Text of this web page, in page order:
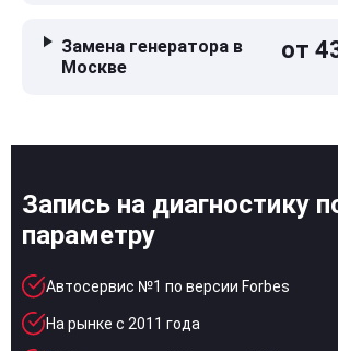
Замена генератора в
Москве
от
Запись на диагностику
параметру
Автосервис №1 по версии Forbes
На рынке с 2011 года